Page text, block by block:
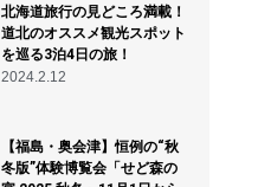
北海道旅行の見どころ満載！
道北のオススメ観光スポット
を巡る3泊4日の旅！
2024.2.12
【福島・奥会津】恒例の“秋
冬版”体験博覧会「せど森の